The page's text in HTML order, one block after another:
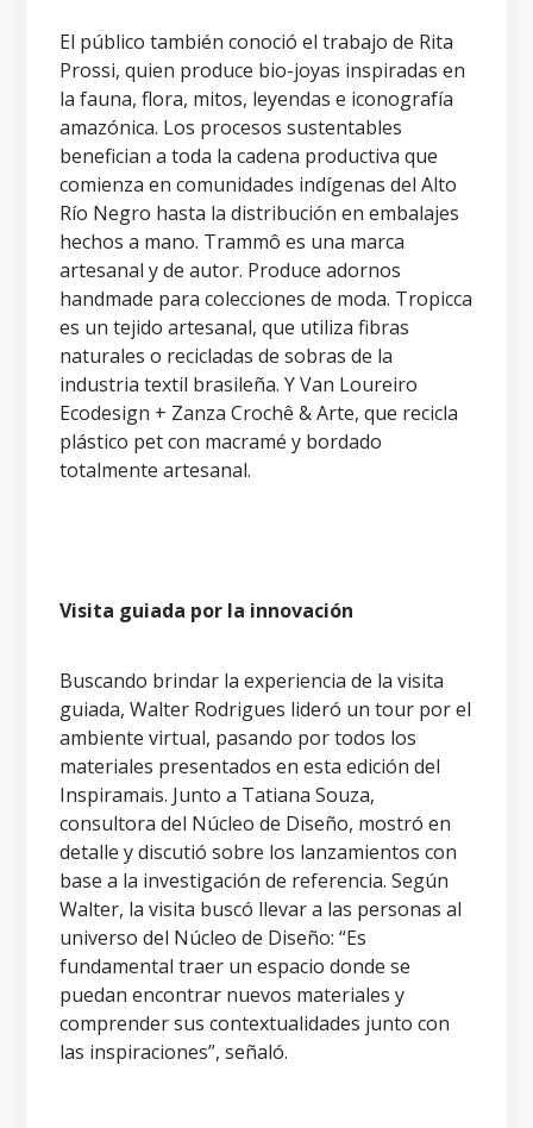
El público también conoció el trabajo de Rita
Prossi, quien produce bio-joyas inspiradas en
la fauna, flora, mitos, leyendas e iconografía
amazónica. Los procesos sustentables
benefician a toda la cadena productiva que
comienza en comunidades indígenas del Alto
Río Negro hasta la distribución en embalajes
hechos a mano. Trammô es una marca
artesanal y de autor. Produce adornos
handmade para colecciones de moda. Tropicca
es un tejido artesanal, que utiliza fibras
naturales o recicladas de sobras de la
industria textil brasileña. Y Van Loureiro
Ecodesign + Zanza Crochê & Arte, que recicla
plástico pet con macramé y bordado
totalmente artesanal.
Visita guiada por la innovación
Buscando brindar la experiencia de la visita
guiada, Walter Rodrigues lideró un tour por el
ambiente virtual, pasando por todos los
materiales presentados en esta edición del
Inspiramais. Junto a Tatiana Souza,
consultora del Núcleo de Diseño, mostró en
detalle y discutió sobre los lanzamientos con
base a la investigación de referencia. Según
Walter, la visita buscó llevar a las personas al
universo del Núcleo de Diseño: “Es
fundamental traer un espacio donde se
puedan encontrar nuevos materiales y
comprender sus contextualidades junto con
las inspiraciones”, señaló.